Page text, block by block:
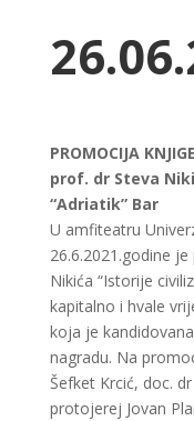
PROMOCIJA
prof. dr Steva
“Adriatik” Bar
U amfiteatru
26.6.2021.godine
Nikića “Istorije
kapitalno i hvale
koja je
nagradu. Na
Šefket Krcić, doc.
protojerej Jovan